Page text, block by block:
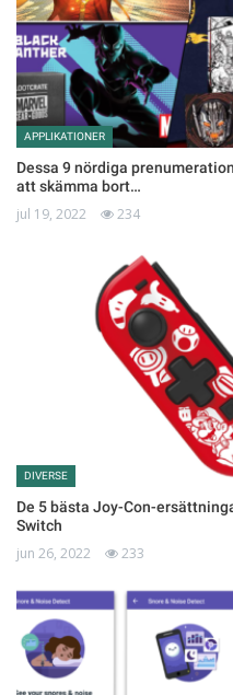
APPLIKATIONER
Dessa 9 nördiga
att skämma bort…
jul 19, 2022 234
DIVERSE
De 5 bästa Joy-Con-
Switch
jun 26, 2022 233